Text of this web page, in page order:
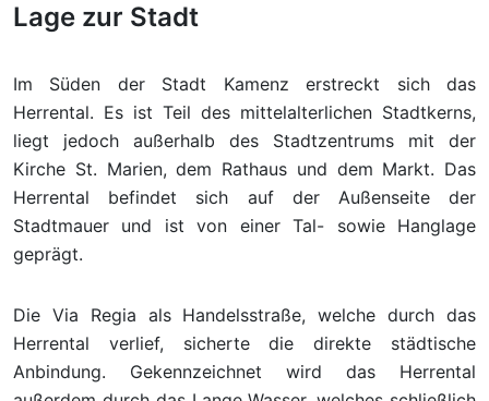
Lage zur Stadt
Im Süden der Stadt Kamenz erstreckt sich das
Herrental. Es ist Teil des mittelalterlichen Stadtkerns,
liegt jedoch außerhalb des Stadtzentrums mit der
Kirche St. Marien, dem Rathaus und dem Markt. Das
Herrental befindet sich auf der Außenseite der
Stadtmauer und ist von einer Tal- sowie Hanglage
geprägt.
Die Via Regia als Handelsstraße, welche durch das
Herrental verlief, sicherte die direkte städtische
Anbindung. Gekennzeichnet wird das Herrental